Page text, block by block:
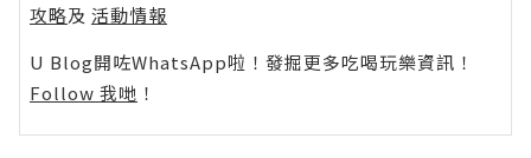
攻略及 活動情報
U Blog開咗WhatsApp啦！發掘更多吃喝玩樂資訊！
Follow 我哋 ！